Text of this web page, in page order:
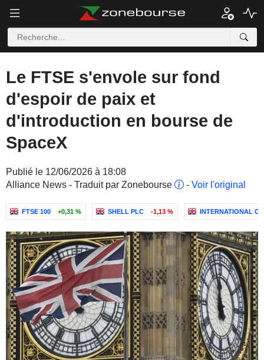
Le FTSE s'envole sur fond
d'espoir de paix et
d'introduction en bourse de
SpaceX
Publié le 12/06/2026 à 18:08
Alliance News - Traduit par Zonebourse
- Voir l'original
FTSE 100 +0,31 % SHELL PLC -1,13 % INTERNATIONAL